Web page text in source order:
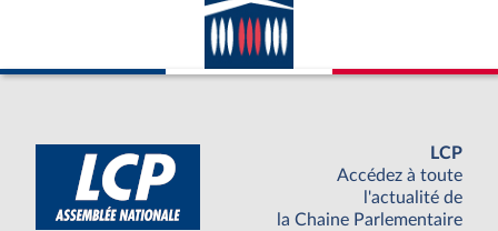
LCP
Accédez à toute
l'actualité de
la Chaine Parlementaire